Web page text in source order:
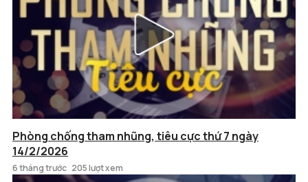
Phòng chống tham nhũng, tiêu cực thứ 7 ngày
14/2/2026
6 tháng trước 205 lượt xem